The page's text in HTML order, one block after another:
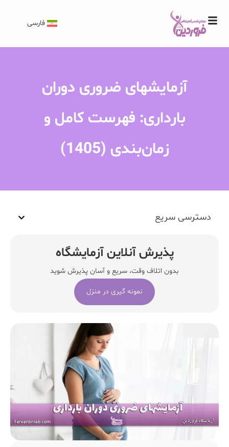
فارسی
آزمایشهای ضروری دوران
بارداری: فهرست کامل و
زمان‌بندی (1405)
دسترسی سریع
پذیرش آنلاین آزمایشگاه
بدون اتلاف وقت، سریع و آسان پذیرش شوید
نمونه گیری در منزل